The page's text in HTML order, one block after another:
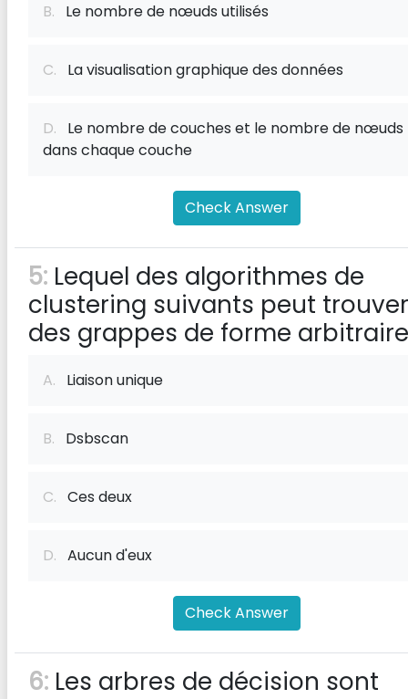
B. Le nombre de nœuds utilisés
C. La visualisation graphique des données
D. Le nombre de couches et le nombre de nœuds
dans chaque couche
Check Answer
5: Lequel des algorithmes de
clustering suivants peut trouver
des grappes de forme
A. Liaison unique
B. Dsbscan
C. Ces deux
D. Aucun d'eux
Check Answer
6: Les arbres de décision sont